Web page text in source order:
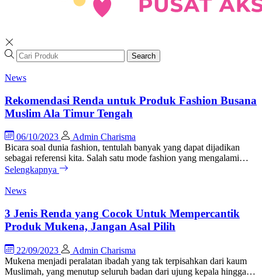
Search
News
Rekomendasi Renda untuk Produk Fashion Busana
Muslim Ala Timur Tengah
06/10/2023
Admin Charisma
Bicara soal dunia fashion, tentulah banyak yang dapat dijadikan
sebagai referensi kita. Salah satu mode fashion yang mengalami…
Selengkapnya
News
3 Jenis Renda yang Cocok Untuk Mempercantik
Produk Mukena, Jangan Asal Pilih
22/09/2023
Admin Charisma
Mukena menjadi peralatan ibadah yang tak terpisahkan dari kaum
Muslimah, yang menutup seluruh badan dari ujung kepala hingga…